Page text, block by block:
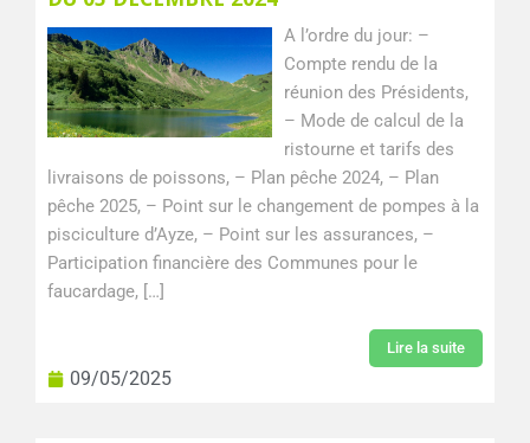
A l’ordre du jour: –
Compte rendu de la
réunion des Présidents,
– Mode de calcul de la
ristourne et tarifs des
livraisons de poissons, – Plan pêche 2024, – Plan
pêche 2025, – Point sur le changement de pompes à la
pisciculture d’Ayze, – Point sur les assurances, –
Participation financière des Communes pour le
faucardage, […]
Lire la suite
09/05/2025